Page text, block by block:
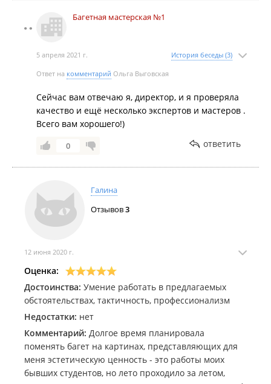
Багетная мастерская №1
5 апреля 2021 г. История беседы (3)
Ответ на комментарий Ольга Выговская
Сейчас вам отвечаю я, директор, и я проверяла
качество и ещё несколько экспертов и мастеров .
Всего вам хорошего!)
0 ответить
Галина
Отзывов3
12 июня 2020 г.
Оценка:
Достоинства: Умение работать в предлагаемых
обстоятельствах, тактичность, профессионализм
Недостатки: нет
Комментарий: Долгое время планировала
поменять багет на картинах, представляющих для
меня эстетическую ценность - это работы моих
бывших студентов, но лето проходило за летом,